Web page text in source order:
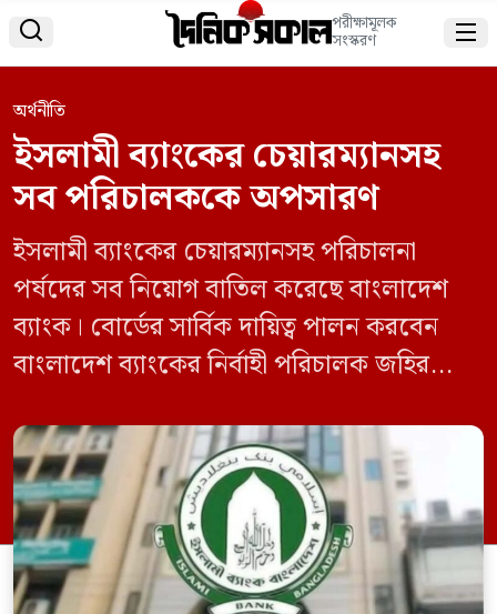
 পরীক্ষামূলক
সংস্করণ 
অর্থনীতি
ইসলামী ব্যাংকের চেয়ারম্যানসহ
সব পরিচালককে অপসারণ
ইসলামী ব্যাংকের চেয়ারম্যানসহ পরিচালনা
পর্ষদের সব নিয়োগ বাতিল করেছে বাংলাদেশ
ব্যাংক। বোর্ডের সার্বিক দায়িত্ব পালন করবেন
বাংলাদেশ ব্যাংকের নির্বাহী পরিচালক জহির
ব্যাংকের পক্ষ থেকে এই তথ্য জানানো হয়েছে।
চলমান সংকট মোকাবিলায় এ সিদ্ধান্ত নিয়েছে
বাংলাদেশ ব্যাংক। বাংলাদেশ ব্যাংক জানায়,
ব্যাংক কোম্পানি আইন, ১৯৯১-এর ৪৫ ধারায় ও
৪৭(৩) ধারায় বাংলাদেশ […]